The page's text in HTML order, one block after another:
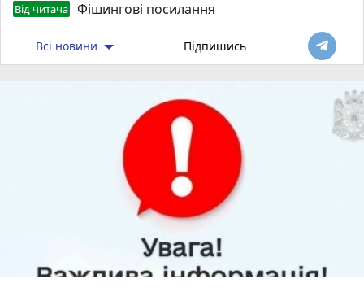
Від читача Фішингові посилання
Всі новини Підпишись